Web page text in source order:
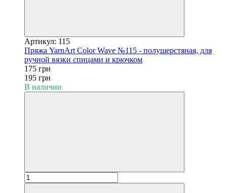
Артикул: 115
Пряжа YarnArt Color Wave №115 - полушерстяная, для
ручной вязки спицами и крючком
175 грн
195 грн
В наличии